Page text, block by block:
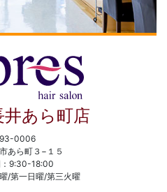
あら町店
0006
あら町３−１５
：9:30-18:00
/第一日曜/第三火曜